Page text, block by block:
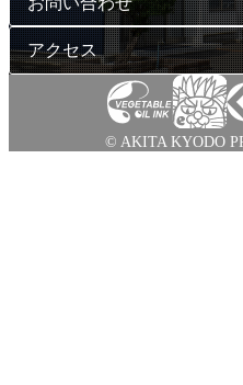
アクセス
© AKITA KYODO